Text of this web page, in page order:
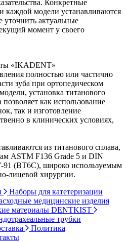
Конкретные
каждой модели устанавливаются
актуальные
момент у своего
«IKADENT»
полностью или частично
зуба при ортопедическом
установка титанового
как использование
так и изготовление
в клинических условиях,
из титанового сплава,
ASTM F136 Grade 5 и DIN
91 (ВТ6С), широко используемым
лицевой хирургии.
Наборы для катетеризации
медицинские изделия
материалы DENTKIST
трубки
Политика